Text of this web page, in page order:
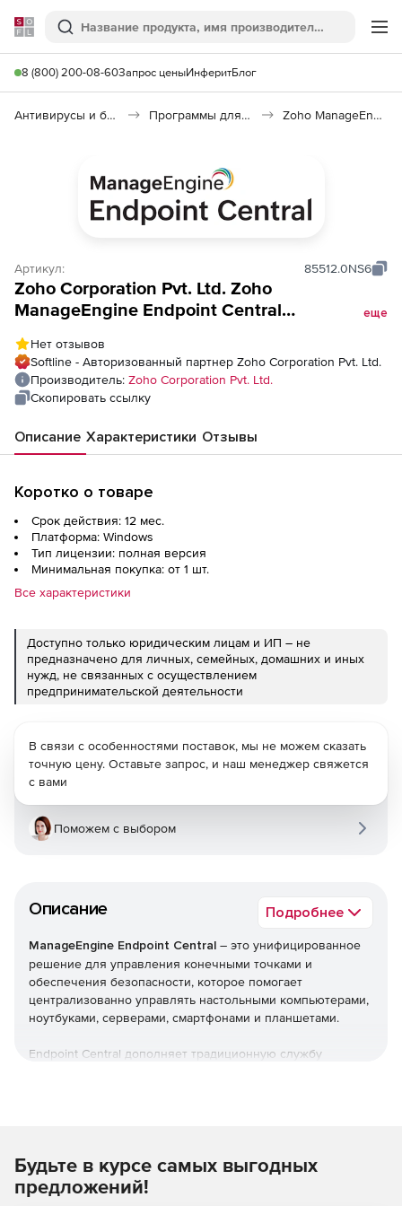
Softline
Поиск
8 (800) 200-08-60Запрос ценыИнферитБлог
Антивирусы и безопасность Программы для защиты информации Zoho ManageEngine Endpoint Central
Артикул: 85512.0NS6
Zoho Corporation Pvt. Ltd. Zoho
ManageEngine Endpoint Central
Model Single Installation License), fee for 500
Servers and Single User License
еще
Нет отзывов
Softline - Авторизованный партнер Zoho Corporation Pvt. Ltd.
Производитель: Zoho Corporation Pvt. Ltd.
Скопировать ссылку
Описание Характеристики Отзывы
Коротко о товаре
Срок действия: 12 мес.
Платформа: Windows
Тип лицензии: полная версия
Минимальная покупка: от 1 шт.
Все характеристики
Доступно только юридическим лицам и ИП – не
предназначено для личных, семейных, домашних и иных
нужд, не связанных с осуществлением
предпринимательской деятельности
Описание Подробнее
ManageEngine Endpoint Central – это унифицированное
решение для управления конечными точками и
обеспечения безопасности, которое помогает
централизованно управлять настольными компьютерами,
ноутбуками, серверами, смартфонами и планшетами.
Endpoint Central дополняет традиционную службу
образов и развертывание ОС. Кроме того,решение
позволяет управлять активами и лицензиями на ПО,
отслеживать статистику использования ПО, управлять
В связи с особенностями поставок, мы не можем сказать
точную цену. Оставьте запрос, и наш менеджер свяжется
с вами
Поможем с выбором
Будьте в курсе самых выгодных
предложений!